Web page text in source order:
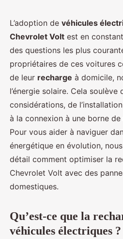
Comment
d'une Chevrolet
panneaux solaires
Lola•8 avril 2024•6 min de lecture
L’adoption de véhicules
Chevrolet Volt est en
des questions les plus
propriétaires de ces voitures
de leur recharge à domicile,
l’énergie solaire. Cela soulève
considérations, de
à la connexion à une borne
Pour vous aider à naviguer
énergétique en évolution,
détail comment optimiser la
Chevrolet Volt avec des
domestiques.
Qu’est-ce que la
véhicules électriques ?